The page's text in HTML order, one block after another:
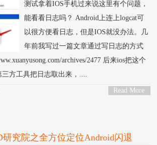
测试拿着IOS手机过来说这里有个问题，
能看看日志吗？ Android上连上logcat可
以很方便看日志，但是IOS就没办法。几
年前我写过一篇文章通过写日志的方式
archives/2477 后来ios把这个
方工具把日志取出来，....
Read More
研究院之全方位定位Android闪退